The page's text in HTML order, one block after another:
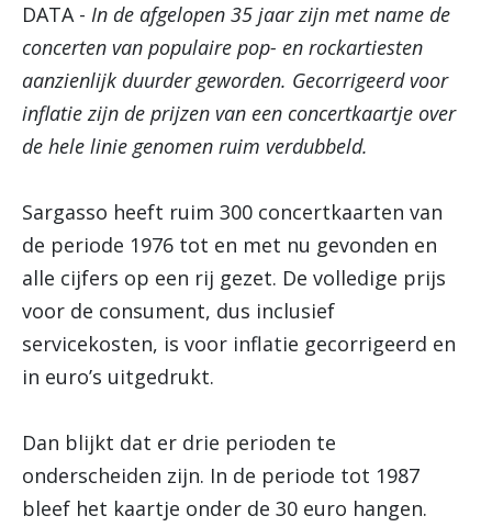
DATA - In de afgelopen 35 jaar zijn met name de
concerten van populaire pop- en rockartiesten
aanzienlijk duurder geworden. Gecorrigeerd voor
inflatie zijn de prijzen van een concertkaartje over
de hele linie genomen ruim verdubbeld.
Sargasso heeft ruim 300 concertkaarten van
de periode 1976 tot en met nu gevonden en
alle cijfers op een rij gezet. De volledige prijs
voor de consument, dus inclusief
servicekosten, is voor inflatie gecorrigeerd en
in euro’s uitgedrukt.
Dan blijkt dat er drie perioden te
onderscheiden zijn. In de periode tot 1987
bleef het kaartje onder de 30 euro hangen.